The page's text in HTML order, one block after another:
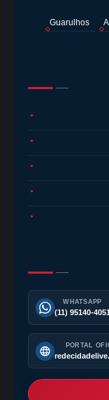
Guarulhos
●
●
●
●
●
WHATSAPP
(11) 95140-
PORTAL